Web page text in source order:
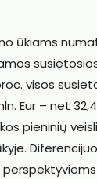
ūkiams
visos
Eur – net
pieninių